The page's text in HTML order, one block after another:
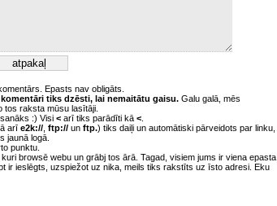
Epasts nav obligāts.
tiks dzēsti, lai nemaitātu gaisu. Galu galā, mēs
tos raksta mūsu lasītāji.
:) Visi < arī tiks parādīti kā <
arī e2k:// ftp:// un ftp.) tiks daiļi un automātiski pārveidots par linku,
jaunā logā.
punktu.
browsē webu un grābj tos ārā. Tagad, visiem jums ir viena epasta
ir ieslēgts, uzspiežot uz nika, meils tiks rakstīts uz īsto adresi. Eku